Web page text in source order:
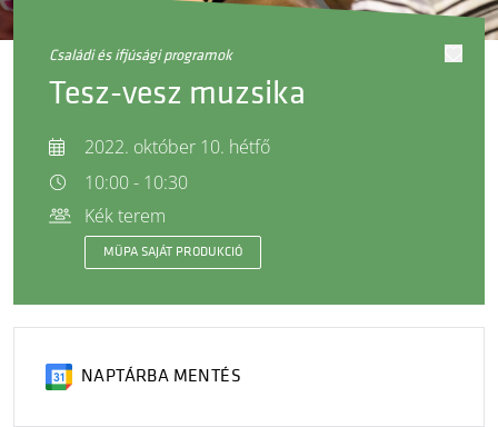
családi és ifjúsági programok
Tesz-vesz muzsika
2022. október 10. hétfő
10:00 - 10:30
Kék terem
MÜPA SAJÁT PRODUKCIÓ
NAPTÁRBA MENTÉS